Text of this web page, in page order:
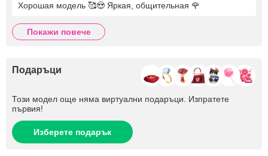
Хорошая модель 🥰😍 Яркая, общительная 🌹
покажи повече
Подаръци
Този модел още няма виртуални подаръци. Изпратете
първия!
Изберете подарък